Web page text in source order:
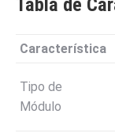
Tabla de
Característica
Tipo de
Módulo